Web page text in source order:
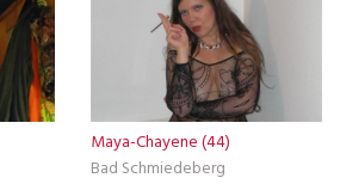
Maya-Chayene (44)
Bad Schmiedeberg